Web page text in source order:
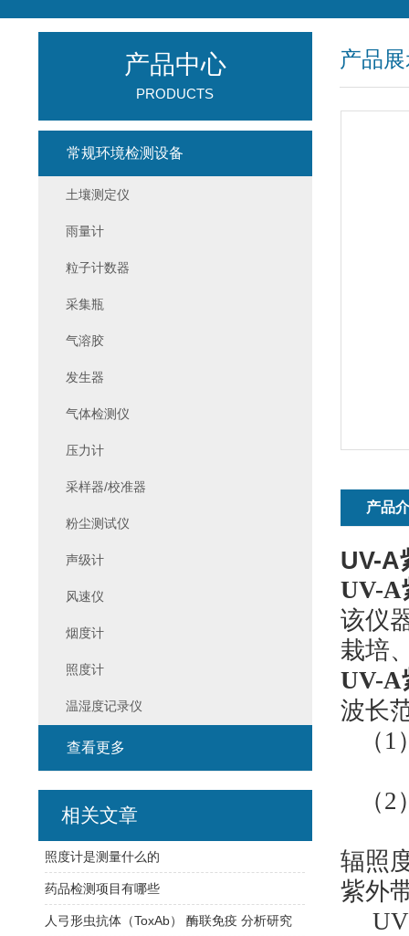
产品
产品
UV-A
UV-A
该仪
栽培
UV-A
波长
（1
（2
辐照
紫外
产品中心
PRODUCTS
常规环境检测设备
土壤测定仪
雨量计
粒子计数器
采集瓶
气溶胶
发生器
气体检测仪
压力计
采样器/校准器
粉尘测试仪
声级计
风速仪
烟度计
照度计
温湿度记录仪
查看更多
相关文章
照度计是测量什么的
药品检测项目有哪些
人弓形虫抗体（ToxAb） 酶联免疫 分析研究